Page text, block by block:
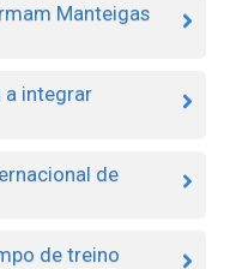
Manteigas
a integrar
de
de treino